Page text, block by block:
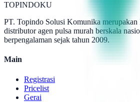
TOPINDOKU
PT. Topindo Solusi Komunika merupakan
distributor agen pulsa murah berskala
berpengalaman sejak tahun 2009.
Main
Registrasi
Pricelist
Gerai